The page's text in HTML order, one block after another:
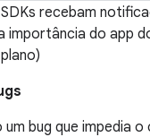
recebam
importância do app
um bug que impedia